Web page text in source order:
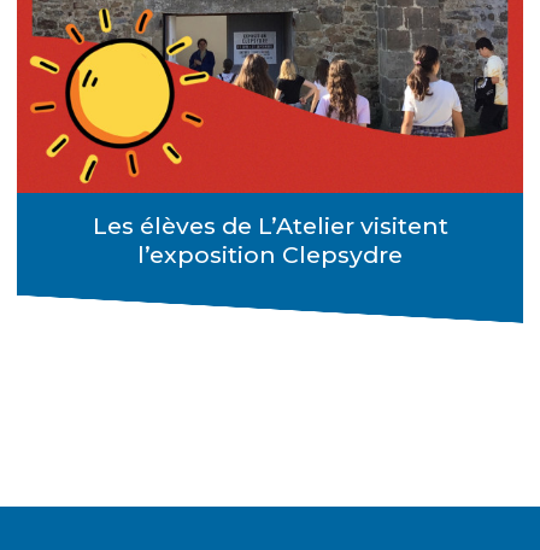
Les élèves de L’Atelier visitent
l’exposition Clepsydre